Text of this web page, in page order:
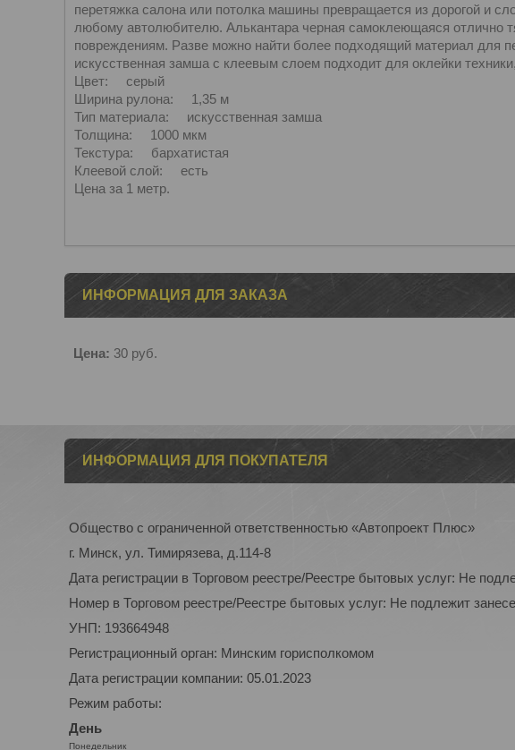
перетяжка салона или потолка машины превращается из дорогой и
любому автолюбителю. Алькантара черная самоклеющаяся отлично
повреждениям. Разве можно найти более подходящий материал для
искусственная замша с клеевым слоем подходит для оклейки
Цвет: серый
Ширина рулона: 1,35 м
Тип материала: искусственная замша
Толщина: 1000 мкм
Текстура: бархатистая
Клеевой слой: есть
Цена за 1 метр.
ИНФОРМАЦИЯ ДЛЯ ЗАКАЗА
Цена: 30 руб.
ИНФОРМАЦИЯ ДЛЯ ПОКУПАТЕЛЯ
Общество с ограниченной ответственностью «Автопроект Плюс»
г. Минск, ул. Тимирязева, д.114-8
Дата регистрации в Торговом реестре/Реестре бытовых услуг: Не
Номер в Торговом реестре/Реестре бытовых услуг: Не подлежит
УНП: 193664948
Регистрационный орган: Минским горисполкомом
Дата регистрации компании: 05.01.2023
Режим работы:
День
Понедельник